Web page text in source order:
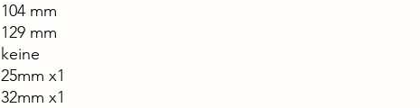
104 mm
129 mm
keine
25mm x1
32mm x1